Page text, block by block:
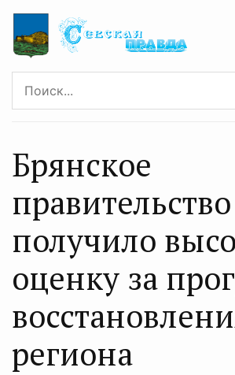
Брянское
правительство
получило
оценку за
региона